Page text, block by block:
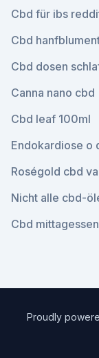
Cbd für ibs
Cbd
Cbd dosen
Canna nano cbd
Cbd leaf 100ml
Endokardiose o
Roségold cbd
Nicht alle cbd-
Cbd mittagessen
Proudly